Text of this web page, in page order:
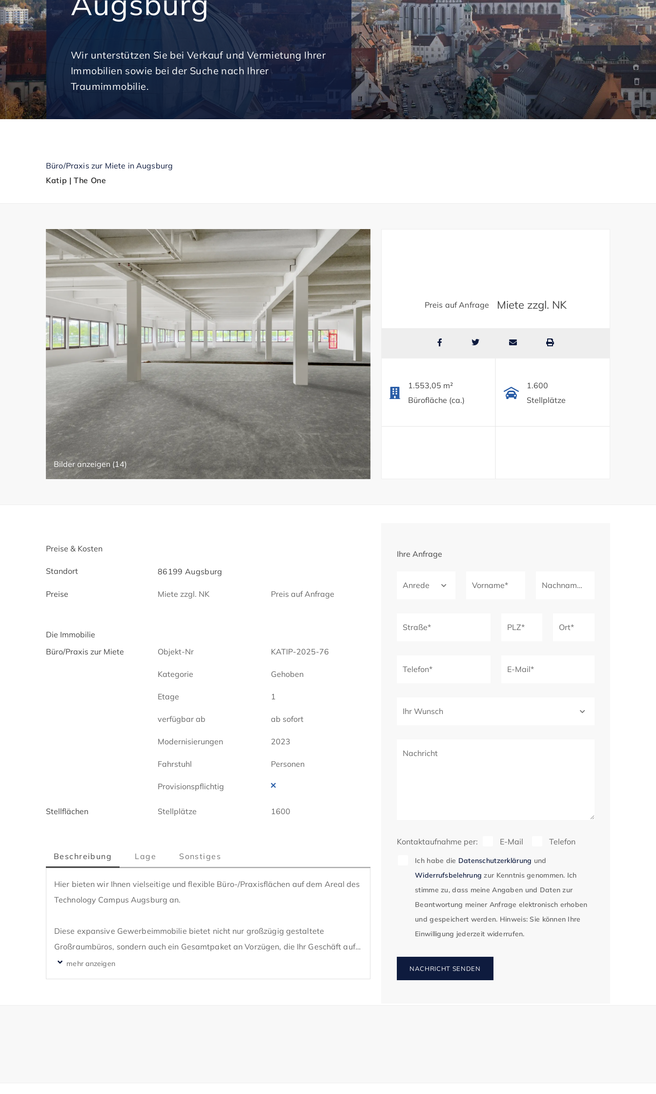
Wir unterstützen Sie bei Verkauf und Vermietung Ihrer
Immobilien sowie bei der Suche nach Ihrer
Traumimmobilie.
Büro/Praxis zur Miete in Augsburg
Katip | The One
Bilder anzeigen (14)
Preis auf Anfrage Miete zzgl. NK
1.553,05 m²
Bürofläche (ca.)
1.600
Stellplätze
Preise & Kosten
Standort 86199 Augsburg
Preise Miete zzgl. NK Preis auf Anfrage
Die Immobilie
Büro/Praxis zur Miete
Objekt-Nr KATIP-2025-76
Kategorie Gehoben
Etage 1
verfügbar ab ab sofort
Modernisierungen 2023
Fahrstuhl Personen
Provisionspflichtig
Stellflächen Stellplätze 1600
Beschreibung Lage Sonstiges
Hier bieten wir Ihnen vielseitige und flexible Büro-/Praxisflächen auf dem Areal des
Technology Campus Augsburg an.
Diese expansive Gewerbeimmobilie bietet nicht nur großzügig gestaltete
Großraumbüros, sondern auch ein Gesamtpaket an Vorzügen, die Ihr Geschäft auf
die nächste Ebene heben werden.
Ihre Anfrage
Anrede Vorname* Nachname*
Straße* PLZ* Ort*
Telefon* E-Mail*
Ihr Wunsch
Nachricht
Kontaktaufnahme per: E-Mail Telefon
Ich habe die Datenschutzerklärung und
Widerrufsbelehrung zur Kenntnis genommen. Ich
stimme zu, dass meine Angaben und Daten zur
Beantwortung meiner Anfrage elektronisch erhoben
und gespeichert werden. Hinweis: Sie können Ihre
Einwilligung jederzeit widerrufen.
NACHRICHT SENDEN